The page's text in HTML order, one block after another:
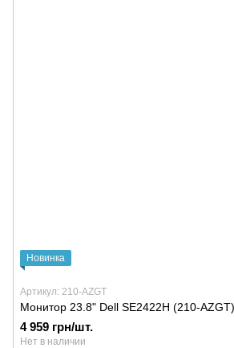
Новинка
Артикул: 210-AZGT
Монитор 23.8" Dell SE2422H (210-AZGT)
4 959 грн/шт.
Нет в наличии